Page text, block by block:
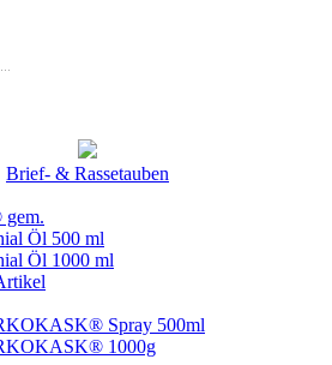
Brief- & Rassetauben
Öl 500 ml
Öl 1000 ml
Spray 500ml
1000g